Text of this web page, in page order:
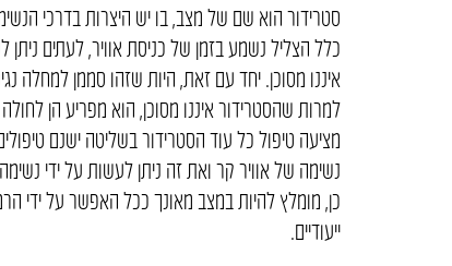
סטרידור הוא שם של מצב, בו יש היצרות בדרכי
כלל הצליל נשמע בזמן של כניסת אוויר, לעתים ניתן
איננו מסוכן. יחד עם זאת, היות שזהו סממן למחלה
למרות שהסטרידור איננו מסוכן, הוא מפריע הן
מציעה טיפול כל עוד הסטרידור בשליטה ישנם
נשימה של אוויר קר ואת זה ניתן לעשות על ידי
כן, מומלץ להיות במצב מאונך ככל האפשר על ידי
ייעודיים.